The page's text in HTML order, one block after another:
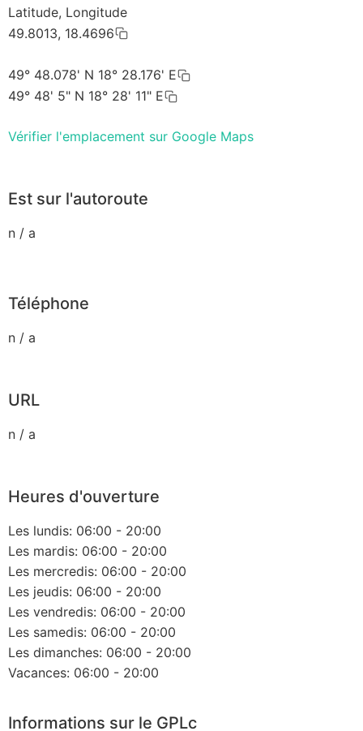
Latitude, Longitude
49.8013, 18.4696
49° 48.078' N 18° 28.176' E
49° 48' 5" N 18° 28' 11" E
Vérifier l'emplacement sur Google Maps
Est sur l'autoroute
n / a
Téléphone
n / a
URL
n / a
Heures d'ouverture
Les lundis: 06:00 - 20:00
Les mardis: 06:00 - 20:00
Les mercredis: 06:00 - 20:00
Les jeudis: 06:00 - 20:00
Les vendredis: 06:00 - 20:00
Les samedis: 06:00 - 20:00
Les dimanches: 06:00 - 20:00
Vacances: 06:00 - 20:00
Informations sur le GPLc